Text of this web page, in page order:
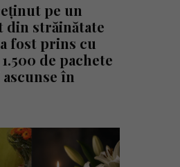
pe un
din străinătate
fost prins cu
de pachete
în